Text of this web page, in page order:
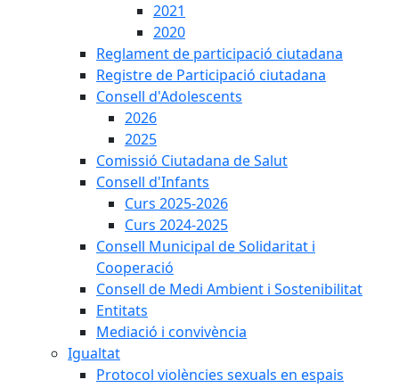
2021
2020
Reglament de participació ciutadana
Registre de Participació ciutadana
Consell d'Adolescents
2026
2025
Comissió Ciutadana de Salut
Consell d'Infants
Curs 2025-2026
Curs 2024-2025
Consell Municipal de Solidaritat i
Cooperació
Consell de Medi Ambient i Sostenibilitat
Entitats
Mediació i convivència
Igualtat
Protocol violències sexuals en espais